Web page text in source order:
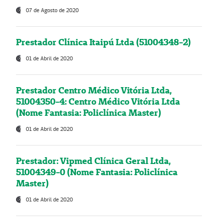
07 de Agosto de 2020
Prestador Clínica Itaipú Ltda (51004348-2)
01 de Abril de 2020
Prestador Centro Médico Vitória Ltda,
51004350-4: Centro Médico Vitória Ltda
(Nome Fantasia: Policlínica Master)
01 de Abril de 2020
Prestador: Vipmed Clínica Geral Ltda,
51004349-0 (Nome Fantasia: Policlínica
Master)
01 de Abril de 2020